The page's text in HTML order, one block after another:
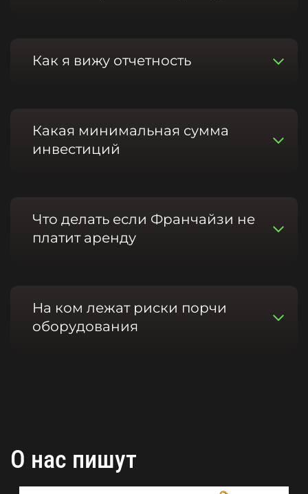
Как я вижу отчетность
Какая минимальная сумма
инвестиций
Что делать если Франчайзи не
платит аренду
На ком лежат риски порчи
оборудования
О нас пишут